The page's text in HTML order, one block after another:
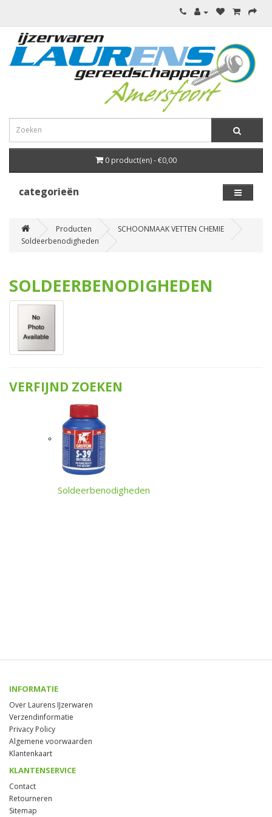
0 product(en) - €0,00
categorieën
Producten
SCHOONMAAK VETTEN CHEMIE
Soldeerbenodigheden
SOLDEERBENODIGHEDEN
VERFIJND ZOEKEN
Soldeerbenodigheden
INFORMATIE
Over Laurens IJzerwaren
Verzendinformatie
Privacy Policy
Algemene voorwaarden
Klantenkaart
KLANTENSERVICE
Contact
Retourneren
Sitemap